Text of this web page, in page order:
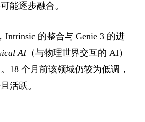
能逐步融合。
Intrinsic 的整合与 Genie 3 的进
AI（与物理世界交互的 AI）
18 个月前该领域仍较为低调，
活跃。